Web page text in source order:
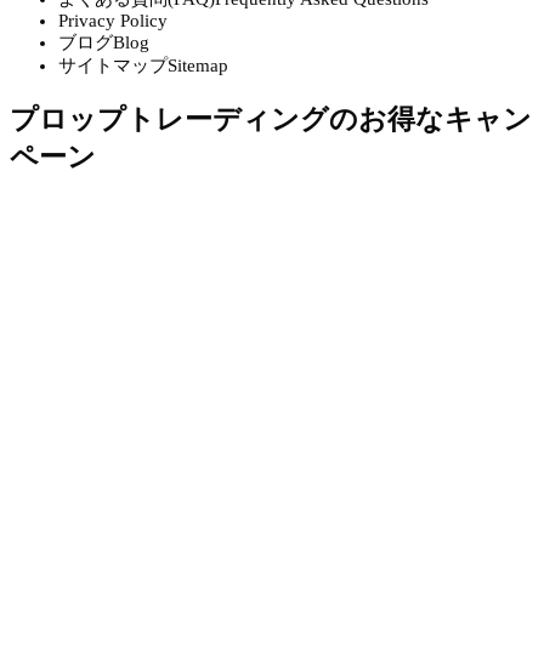
Privacy Policy
ブログBlog
サイトマップSitemap
プロップトレーディングのお得なキャン
ペーン